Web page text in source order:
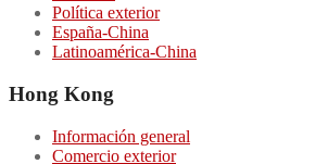
Política exterior
España-China
Latinoamérica-China
Hong Kong
Información general
Comercio exterior